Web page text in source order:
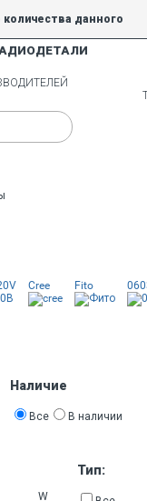
данного
Cree Fito
Наличие
Все В наличии
W
Тип: